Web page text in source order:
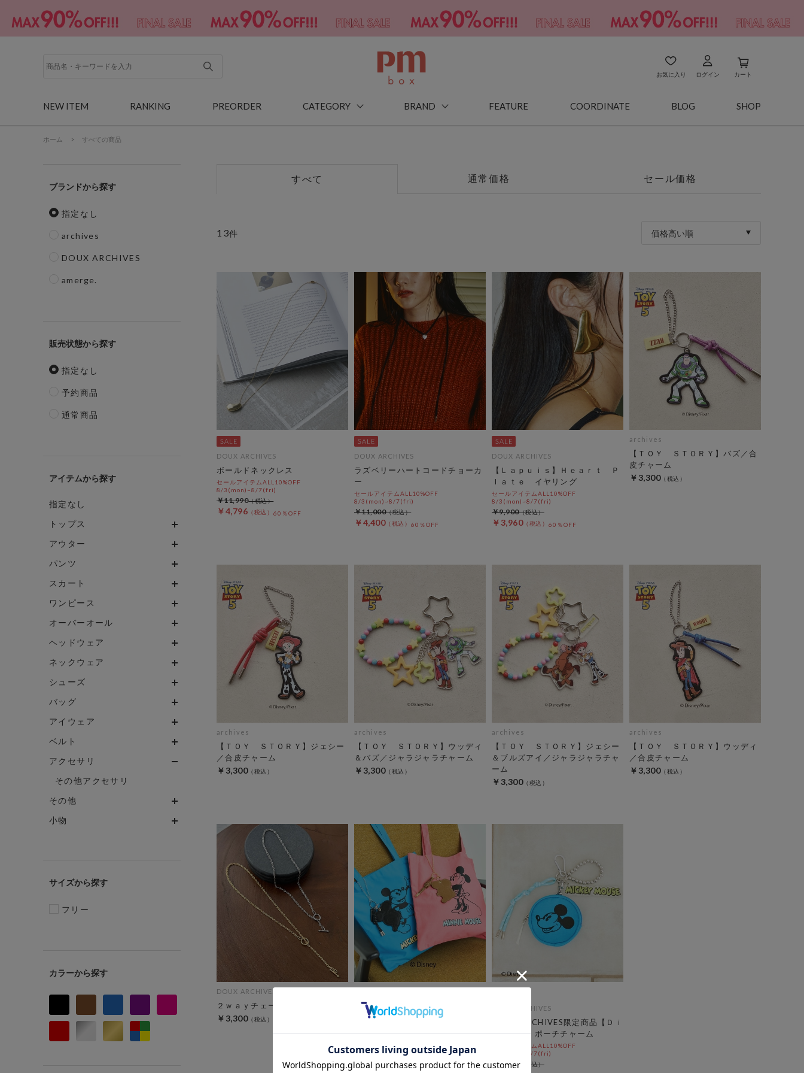
お気に入り ログイン カート
NEW ITEM RANKING PREORDER CATEGORY BRAND FEATURE COORDINATE BLOG SHOP
ホーム > すべての商品
ブランド
指定なし
archives
DOUX ARCHIVES
amerge.
販売状態
指定なし
予約商品
通常商品
アイテム
指定なし
トップス
アウター
パンツ
スカート
ワンピース
オーバーオール
ヘッドウェア
ネックウェア
シューズ
バッグ
アイウェア
ベルト
アクセサリ
その他アクセサリ
その他
小物
サイズ
フリー
カラー
すべて 通常価格 セール価格
13件 価格高い順
DOUX ARCHIVES
ボールドネックレス
セールアイテムALL10%OFF
8/3(mon)~8/7(fri)
￥4,796 60％OFF
￥11,990
DOUX ARCHIVES
ラズベリーハートコードチョーカ
ー
セールアイテムALL10%OFF
8/3(mon)~8/7(fri)
￥4,400 60％OFF
￥11,000
DOUX ARCHIVES
【Ｌａｐｕｉｓ】Ｈｅａｒｔ Ｐ
ｌａｔｅ イヤリング
セールアイテムALL10%OFF
8/3(mon)~8/7(fri)
￥3,960 60％OFF
￥9,900
archives
【ＴＯＹ ＳＴＯＲＹ】バズ／合
皮チャーム
￥3,300
archives
【ＴＯＹ ＳＴＯＲＹ】ジェシー
／合皮チャーム
￥3,300
archives
【ＴＯＹ ＳＴＯＲＹ】ウッディ
＆バズ／ジャラジャラチャーム
￥3,300
archives
【ＴＯＹ ＳＴＯＲＹ】ジェシー
＆ブルズアイ／ジャラジャラチャ
ーム
￥3,300
archives
【ＴＯＹ ＳＴＯＲＹ】ウッディ
／合皮チャーム
￥3,300
DOUX ARCHIVES
２ｗａｙチェーンネックレス
￥3,300
DOUX ARCHIVES
【Disney】ミラーチャーム
セールアイテムALL10%OFF
8/3(mon)~8/7(fri)
￥4,400
DOUX ARCHIVES
DOUX ARCHIVES限定商品【Ｄｉ
ｓｎｅｙ】ポーチチャーム
セールアイテムALL10%OFF
8/3(mon)~8/7(fri)
￥4,400